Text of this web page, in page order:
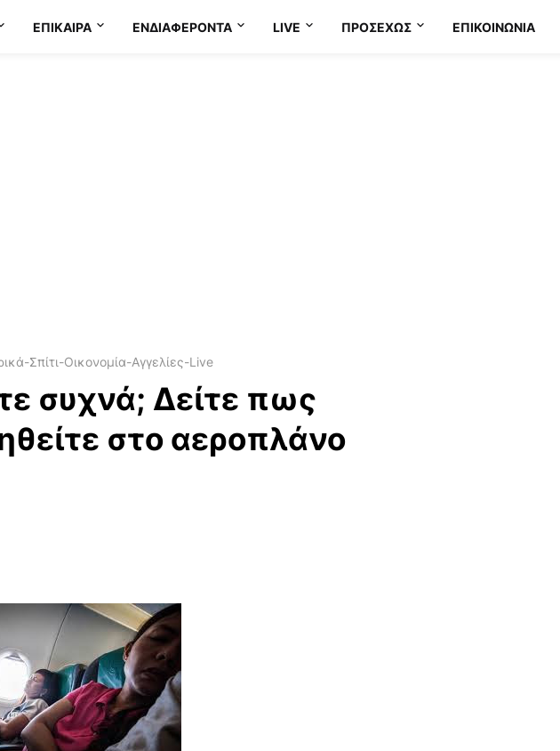
ΕΠΊΚΑΙΡΑ ΕΝΔΙΑΦΈΡΟΝΤΑ LIVE ΠΡΟΣΕΧΩΣ ΕΠΙΚΟΙΝΩΝΊΑ
Σπίτι-Οικονομία-Αγγελίες-Live
συχνά; Δείτε πως
στο αεροπλάνο